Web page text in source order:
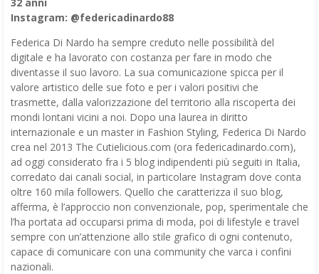
Instagram: @federicadinardo88
Federica Di Nardo ha sempre creduto nelle possibilità del
digitale e ha lavorato con costanza per fare in modo che
diventasse il suo lavoro. La sua comunicazione spicca per il
valore artistico delle sue foto e per i valori positivi che
trasmette, dalla valorizzazione del territorio alla riscoperta dei
mondi lontani vicini a noi. Dopo una laurea in diritto
internazionale e un master in Fashion Styling, Federica Di Nardo
crea nel 2013 The Cutielicious.com (ora federicadinardo.com),
ad oggi considerato fra i 5 blog indipendenti più seguiti in Italia,
corredato dai canali social, in particolare Instagram dove conta
oltre 160 mila followers. Quello che caratterizza il suo blog,
afferma, è l’approccio non convenzionale, pop, sperimentale che
l’ha portata ad occuparsi prima di moda, poi di lifestyle e travel
sempre con un’attenzione allo stile grafico di ogni contenuto,
capace di comunicare con una community che varca i confini
nazionali.